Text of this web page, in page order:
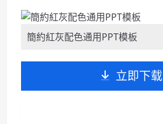
簡約紅灰配色通用PPT模板
立即下载